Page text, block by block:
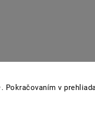
Pokračovaním v